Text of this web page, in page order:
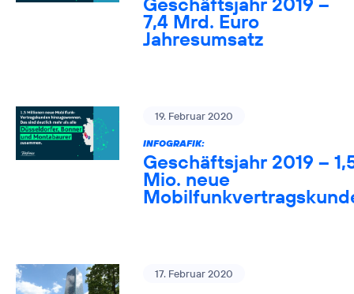
7,4 Mrd. Euro
Jahresumsatz
19. Februar 2020
INFOGRAFIK:
Geschäftsjahr 2019 –
Mio. neue
17. Februar 2020